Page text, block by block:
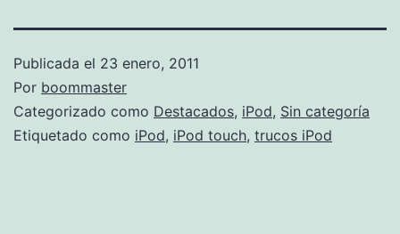
Publicada el 23 enero, 2011
Por boommaster
Categorizado como Destacados, iPod, Sin categoría
Etiquetado como iPod, iPod touch, trucos iPod